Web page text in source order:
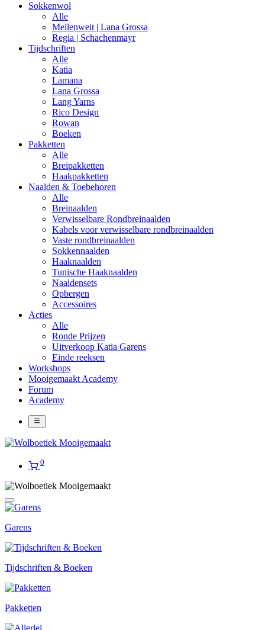
Sokkenwol
Alle
Meilenweit | Lana Grossa
Regia | Schachenmayr
Tijdschriften
Alle
Katia
Lamana
Lana Grossa
Lang Yarns
Rico Design
Rowan
Boeken
Pakketten
Alle
Breipakketten
Haakpakketten
Naalden & Toebehoren
Alle
Breinaalden
Verwisselbare Rondbreinaalden
Kabels voor verwisselbare rondbreinaalden
Vaste rondbreinaalden
Sokkennaalden
Haaknaalden
Tunische Haaknaalden
Naaldensets
Opbergen
Accessoires
Acties
Alle
Ronde Prijzen
Uitverkoop Katia Garens
Einde reeksen
Workshops
Mooigemaakt Academy
Forum
Academy
0
Garens
Tijdschriften & Boeken
Pakketten